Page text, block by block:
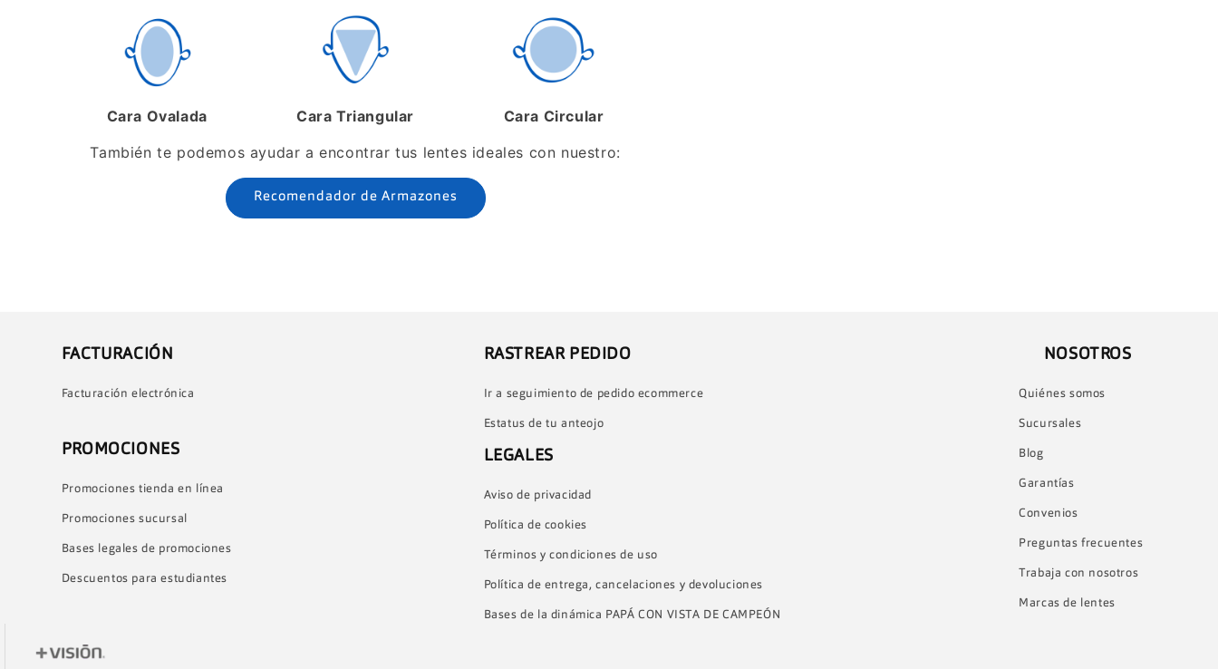
Cara Ovalada Cara Triangular
Cara Circular
También te podemos ayudar a encontrar tus lentes ideales con nuestro:
Recomendador de Armazones
FACTURACIÓN
Facturación electrónica
PROMOCIONES
Promociones tienda en línea
Promociones sucursal
Bases legales de promociones
Descuentos para estudiantes
RASTREAR PEDIDO
Ir a seguimiento de pedido ecommerce
Estatus de tu anteojo
LEGALES
Aviso de privacidad
Política de cookies
Términos y condiciones de uso
Política de entrega, cancelaciones y devoluciones
Bases de la dinámica PAPÁ CON VISTA DE CAMPEÓN
NOSOTROS
Quiénes somos
Sucursales
Blog
Garantías
Convenios
Preguntas frecuentes
Trabaja con nosotros
Marcas de lentes